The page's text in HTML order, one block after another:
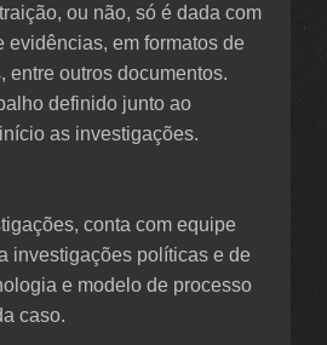
ou não, só é dada com
evidências, em formatos de
entre outros documentos.
definido junto ao
as investigações.
conta com equipe
investigações políticas e de
e modelo de processo
caso.